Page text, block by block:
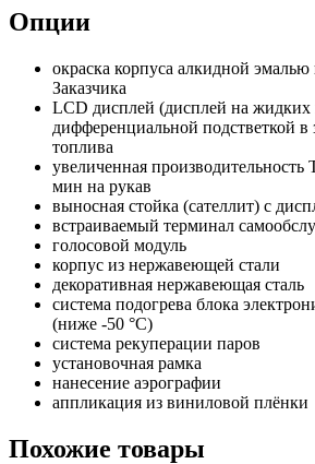
Опции
окраска корпуса алкидной
Заказчика
LCD дисплей (дисплей на жидких
дифференциальной подстветкой в
топлива
увеличенная
мин на рукав
выносная стойка (сателлит) с
встраиваемый терминал
голосовой модуль
корпус из нержавеющей стали
декоративная нержавеющая сталь
система подогрева блока
(ниже -50 °C)
система рекуперации паров
установочная рамка
нанесение аэрографии
аппликация из виниловой плёнки
Похожие товары